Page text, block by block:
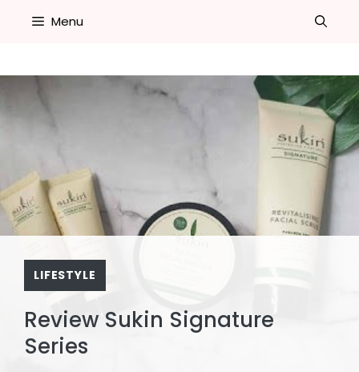
Menu
LIFESTYLE
Review Sukin Signature
Series